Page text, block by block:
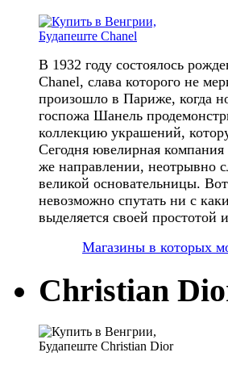
В 1932 году состоялось
Chanel, слава которого не
произошло в Париже, когда
госпожа Шанель
коллекцию украшений,
Сегодня ювелирная компания
же направлении, неотрывно
великой основательницы.
невозможно спутать ни с
выделяется своей простотой
Магазины в которых
Christian